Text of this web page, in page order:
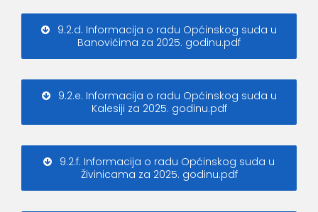
9.2.d. Informacija o radu Općinskog suda u
Banovićima za 2025. godinu.pdf
9.2.e. Informacija o radu Općinskog suda u
Kalesiji za 2025. godinu.pdf
9.2.f. Informacija o radu Općinskog suda u
Živinicama za 2025. godinu.pdf